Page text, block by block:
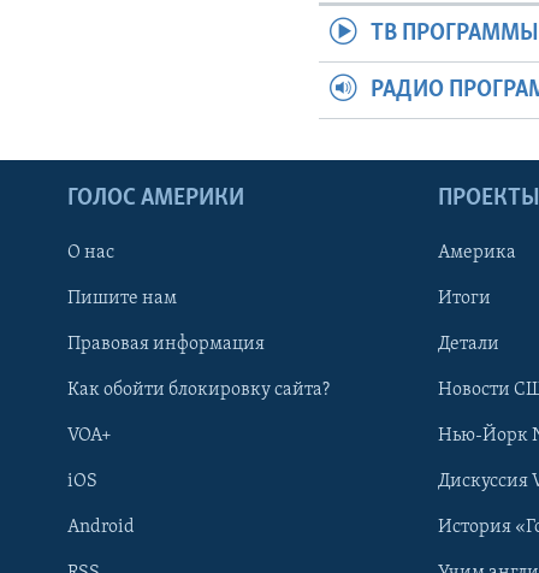
ТВ ПРОГРАММЫ
РАДИО
ГОЛОС АМЕРИКИ
О нас
Пишите нам
Правовая информация
Как обойти блокировку сайта?
VOA+
iOS
Android
ПРОЕКТЫ
Америка
Итоги
Детали
Новости
Нью-Йорк
Дискуссия
История